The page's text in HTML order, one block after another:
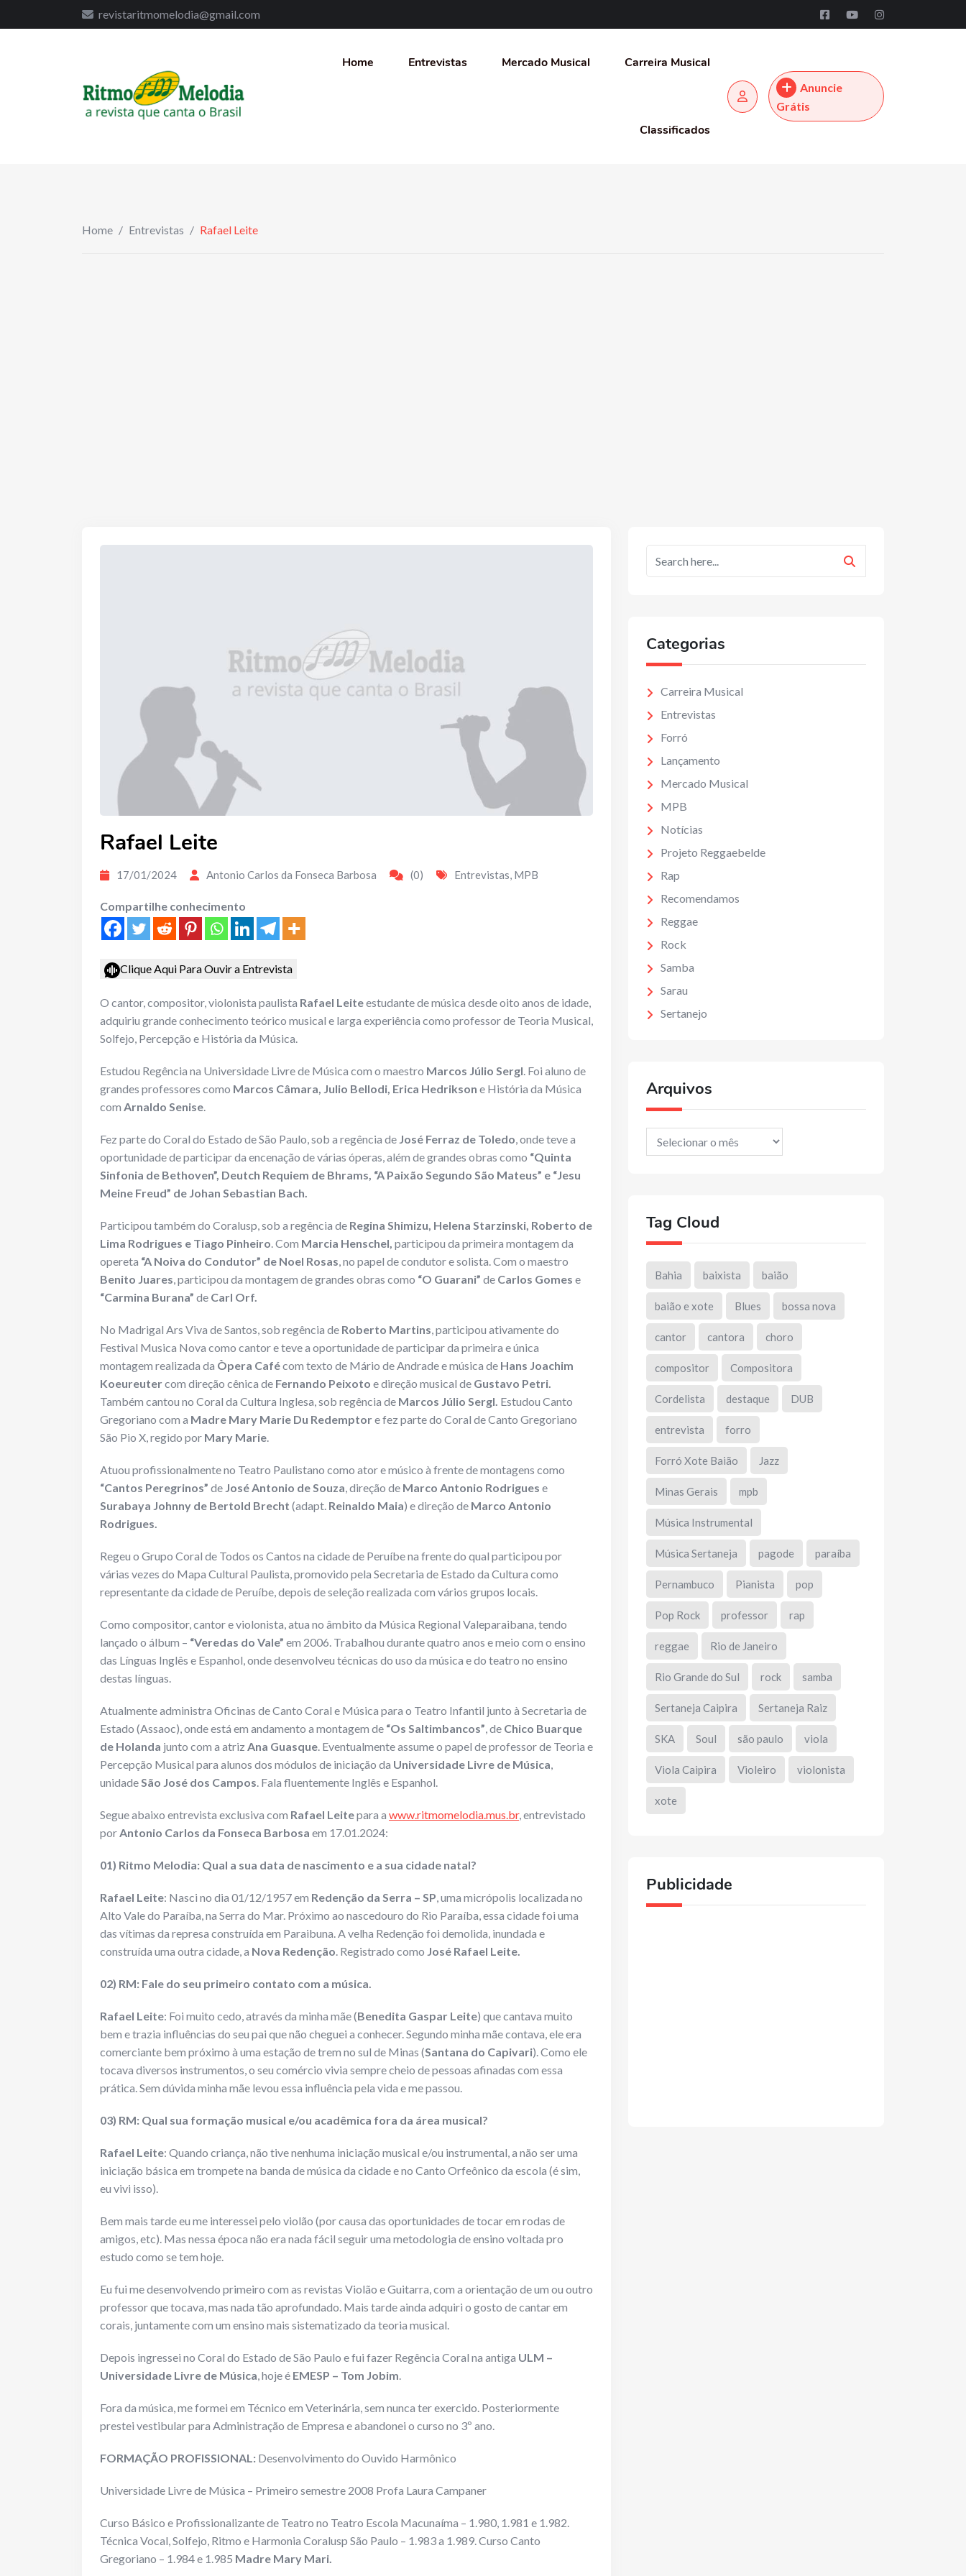
revistaritmomelodia@gmail.com
Home Entrevistas Mercado Musical Carreira Musical
Classificados
Anuncie
Grátis
Home / Entrevistas / Rafael Leite
Rafael Leite
17/01/2024 Antonio Carlos da Fonseca Barbosa (0) Entrevistas, MPB
Compartilhe conhecimento
Clique Aqui Para Ouvir a Entrevista
O cantor, compositor, violonista paulista Rafael Leiteestudante de música desde oito anos de idade,
adquiriu grande conhecimento teórico musical e larga experiência como professor de Teoria Musical,
Solfejo, Percepção e História da Música.
Estudou Regência na Universidade Livre de Música com o maestro Marcos Júlio Sergl. Foi aluno de
grandes professores como Marcos Câmara, Julio Bellodi, Erica Hedrikson e História da Música
com Arnaldo Senise.
Fez parte do Coral do Estado de São Paulo, sob a regência de José Ferraz de Toledo, onde teve a
oportunidade de participar da encenação de várias óperas, além de grandes obras como “Quinta
Sinfonia de Bethoven”, Deutch Requiem de Bhrams, “A Paixão Segundo São Mateus” e “Jesu
Meine Freud” de Johan Sebastian Bach.
Participou também do Coralusp, sob a regência de Regina Shimizu, Helena Starzinski, Roberto de
Lima Rodrigues e Tiago Pinheiro. Com Marcia Henschel, participou da primeira montagem da
opereta “A Noiva do Condutor” de Noel Rosas, no papel de condutor e solista. Com o maestro
Benito Juares, participou da montagem de grandes obras como “O Guarani” de Carlos Gomes e
“Carmina Burana” de Carl Orf.
No Madrigal Ars Viva de Santos, sob regência de Roberto Martins, participou ativamente do
Festival Musica Nova como cantor e teve a oportunidade de participar da primeira e única
montagem realizada da Òpera Cafécom texto de Mário de Andrade e música de Hans Joachim
Koeureutercom direção cênica de Fernando Peixoto e direção musical de Gustavo Petri.
Também cantou no Coral da Cultura Inglesa, sob regência de Marcos Júlio Sergl. Estudou Canto
Gregoriano com a Madre Mary Marie Du Redemptore fez parte do Coral de Canto Gregoriano
São Pio X, regido por Mary Marie.
Atuou profissionalmente no Teatro Paulistano como ator e músico à frente de montagens como
“Cantos Peregrinos” de José Antonio de Souza, direção de Marco Antonio Rodrigues e
Surabaya Johnny de Bertold Brecht (adapt. Reinaldo Maia) e direção de Marco Antonio
Rodrigues.
Regeu o Grupo Coral de Todos os Cantos na cidade de Peruíbe na frente do qual participou por
várias vezes do Mapa Cultural Paulista, promovido pela Secretaria de Estado da Cultura como
representante da cidade de Peruíbe, depois de seleção realizada com vários grupos locais.
Como compositor, cantor e violonista, atua no âmbito da Música Regional Valeparaibana, tendo
lançado o álbum – “Veredas do Vale” em 2006. Trabalhou durante quatro anos e meio com o ensino
das Línguas Inglês e Espanhol, onde desenvolveu técnicas do uso da música e do teatro no ensino
destas línguas.
Atualmente administra Oficinas de Canto Coral e Música para o Teatro Infantil junto à Secretaria de
Estado (Assaoc), onde está em andamento a montagem de “Os Saltimbancos”, de Chico Buarque
de Holanda junto com a atriz Ana Guasque. Eventualmente assume o papel de professor de Teoria e
Percepção Musical para alunos dos módulos de iniciação da Universidade Livre de Música,
unidadeSão José dos Campos. Fala fluentemente Inglês e Espanhol.
Segue abaixo entrevista exclusiva com Rafael Leitepara a www.ritmomelodia.mus.br, entrevistado
porAntonio Carlos da Fonseca Barbosa em 17.01.2024:
01) Ritmo Melodia: Qual a sua data de nascimento e a sua cidade natal?
Rafael Leite: Nasci no dia 01/12/1957 em Redenção da Serra – SP, uma micrópolis localizada no
Alto Vale do Paraíba, na Serra do Mar. Próximo ao nascedouro do Rio Paraíba, essa cidade foi uma
das vítimas da represa construída em Paraibuna. A velha Redenção foi demolida, inundada e
construída uma outra cidade, a Nova Redenção. Registrado como José Rafael Leite.
02) RM: Fale do seu primeiro contato com a música.
Rafael Leite: Foi muito cedo, através da minha mãe (Benedita Gaspar Leite) que cantava muito
bem e trazia influências do seu pai que não cheguei a conhecer. Segundo minha mãe contava, ele era
comerciante bem próximo à uma estação de trem no sul de Minas (Santana do Capivari). Como ele
tocava diversos instrumentos, o seu comércio vivia sempre cheio de pessoas afinadas com essa
prática. Sem dúvida minha mãe levou essa influência pela vida e me passou.
03) RM: Qual sua formação musical e/ou acadêmica fora da área musical?
Rafael Leite: Quando criança, não tive nenhuma iniciação musical e/ou instrumental, a não ser uma
iniciação básica em trompete na banda de música da cidade e no Canto Orfeônico da escola (é sim,
eu vivi isso).
Bem mais tarde eu me interessei pelo violão (por causa das oportunidades de tocar em rodas de
amigos, etc). Mas nessa época não era nada fácil seguir uma metodologia de ensino voltada pro
estudo como se tem hoje.
Eu fui me desenvolvendo primeiro com as revistas Violão e Guitarra, com a orientação de um ou outro
professor que tocava, mas nada tão aprofundado. Mais tarde ainda adquiri o gosto de cantar em
corais, juntamente com um ensino mais sistematizado da teoria musical.
Depois ingressei no Coral do Estado de São Paulo e fui fazer Regência Coral na antiga ULM –
Universidade Livre de Música, hoje é EMESP – Tom Jobim.
Fora da música, me formei em Técnico em Veterinária, sem nunca ter exercido. Posteriormente
prestei vestibular para Administração de Empresa e abandonei o curso no 3º ano.
FORMAÇÃO PROFISSIONAL: Desenvolvimento do Ouvido Harmônico
Universidade Livre de Música – Primeiro semestre 2008 Profa Laura Campaner
Curso Básico e Profissionalizante de Teatro no Teatro Escola Macunaíma – 1.980, 1.981 e 1.982.
Técnica Vocal, Solfejo, Ritmo e Harmonia Coralusp São Paulo – 1.983 a 1.989. Curso Canto
Gregoriano – 1.984 e 1.985 Madre Mary Mari.
Categorias
Carreira Musical
Entrevistas
Forró
Lançamento
Mercado Musical
MPB
Notícias
Projeto Reggaebelde
Rap
Recomendamos
Reggae
Rock
Samba
Sarau
Sertanejo
Arquivos
Arquivos
Tag Cloud
Bahia baixista baião
baião e xote Blues bossa nova
cantor cantora choro
compositor Compositora
Cordelista destaque DUB
entrevista forro
Forró Xote Baião Jazz
Minas Gerais mpb
Música Instrumental
Música Sertaneja pagode paraíba
Pernambuco Pianista pop
Pop Rock professor rap
reggae Rio de Janeiro
Rio Grande do Sul rock samba
Sertaneja Caipira Sertaneja Raiz
SKA Soul são paulo viola
Viola Caipira Violeiro violonista
xote
Publicidade